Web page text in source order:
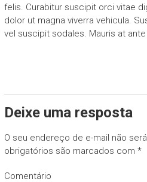
felis. Curabitur suscipit orci vitae
dolor ut magna viverra vehicula.
vel suscipit sodales. Mauris at
Deixe uma resposta
O seu endereço de e-mail não
obrigatórios são marcados com *
Comentário